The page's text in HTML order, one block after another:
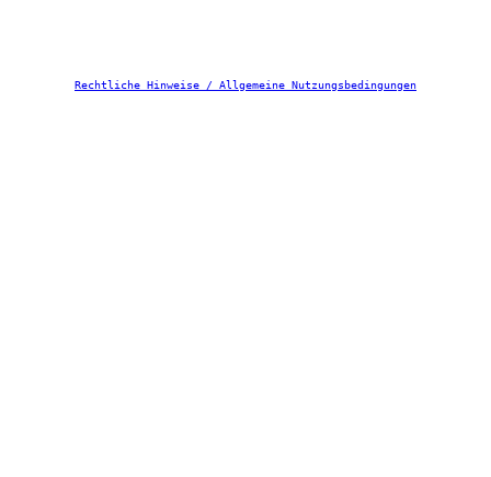
Rechtliche Hinweise / Allgemeine Nutzungsbedingungen